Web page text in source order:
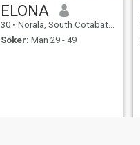
ELONA
30 • Norala, South Cotabato, Filippinerna
Söker: Man 29 - 49